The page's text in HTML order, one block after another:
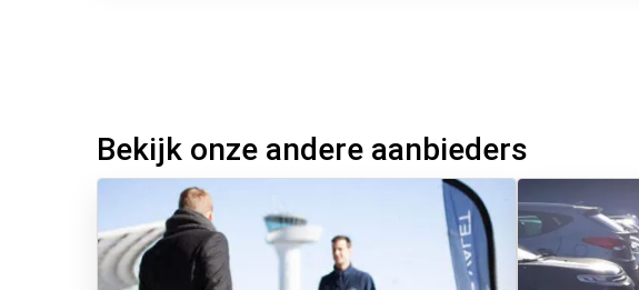
Bekijk onze andere aanbieders